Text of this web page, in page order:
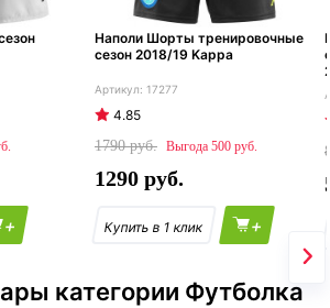
+
Наполи Шорты тренировочные
сезон 2018/19 Kappa
17277
4.85
1790
500
1290
+
категории Футболка